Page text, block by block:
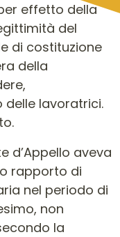
effetto della
del
di costituzione
della
delle lavoratrici.
d’Appello aveva
rapporto di
nel periodo di
non
la